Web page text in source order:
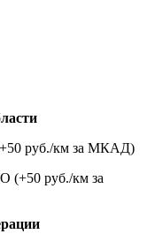
руб./км за МКАД)
(+50 руб./км за